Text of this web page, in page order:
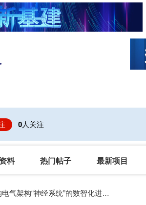
0人关注
料 热门帖子 最新项目
从安波福到维智捷：解构电气架构“神经系统”的数智化进阶与生态重塑